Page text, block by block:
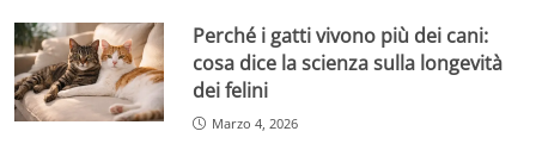
Perché i gatti vivono più dei cani:
cosa dice la scienza sulla longevità
dei felini
Marzo 4, 2026